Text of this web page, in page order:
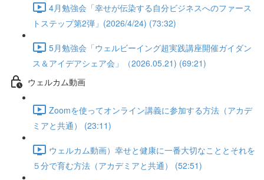
4月勉強会「幸せが伝染する自分ビジネスへのファース
トステップ第2弾」(2026/4/24) (73:32)
5月勉強会「ウェルビーイング超実践講座開催ガイダン
ス＆アイデアシェア会」（2026.05.21) (69:21)
ウェルカム動画
Zoomを使ってオンライン講義に参加する方法（アカデ
ミアと共通） (23:11)
ウェルカム動画）幸せと健康に一番大切なこととそれを
５分で育む方法（アカデミアと共通） (52:51)